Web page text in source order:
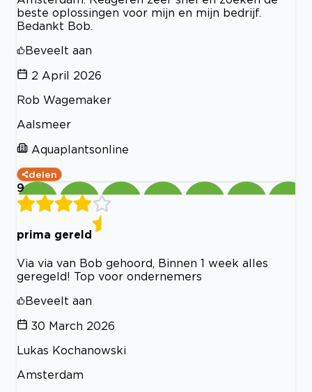
beste oplossingen voor mijn en mijn bedrijf.
Bedankt Bob.
Beveelt aan
2 April 2026
Rob Wagemaker
Aalsmeer
Aquaplantsonline
delen
9
prima gereld
Via via van Bob gehoord, Binnen 1 week alles
geregeld! Top voor ondernemers
Beveelt aan
30 March 2026
Lukas Kochanowski
Amsterdam